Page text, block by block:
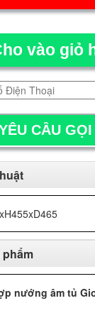
vào giỏ
nướng âm tủ